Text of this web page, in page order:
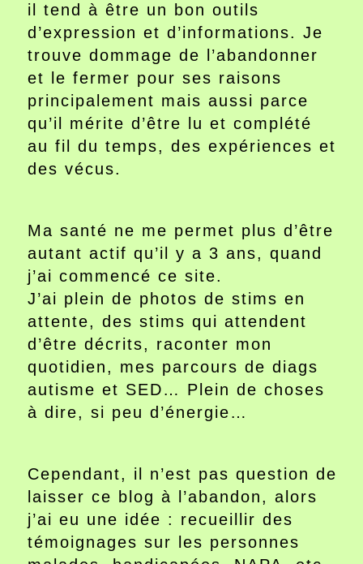
il tend à être un bon outils
d’expression et d’informations. Je
trouve dommage de l’abandonner
et le fermer pour ses raisons
principalement mais aussi parce
qu’il mérite d’être lu et complété
au fil du temps, des expériences et
des vécus.
Ma santé ne me permet plus d’être
autant actif qu’il y a 3 ans, quand
j’ai commencé ce site.
J’ai plein de photos de stims en
attente, des stims qui attendent
d’être décrits, raconter mon
quotidien, mes parcours de diags
autisme et SED… Plein de choses
à dire, si peu d’énergie…
Cependant, il n’est pas question de
laisser ce blog à l’abandon, alors
j’ai eu une idée : recueillir des
témoignages sur les personnes